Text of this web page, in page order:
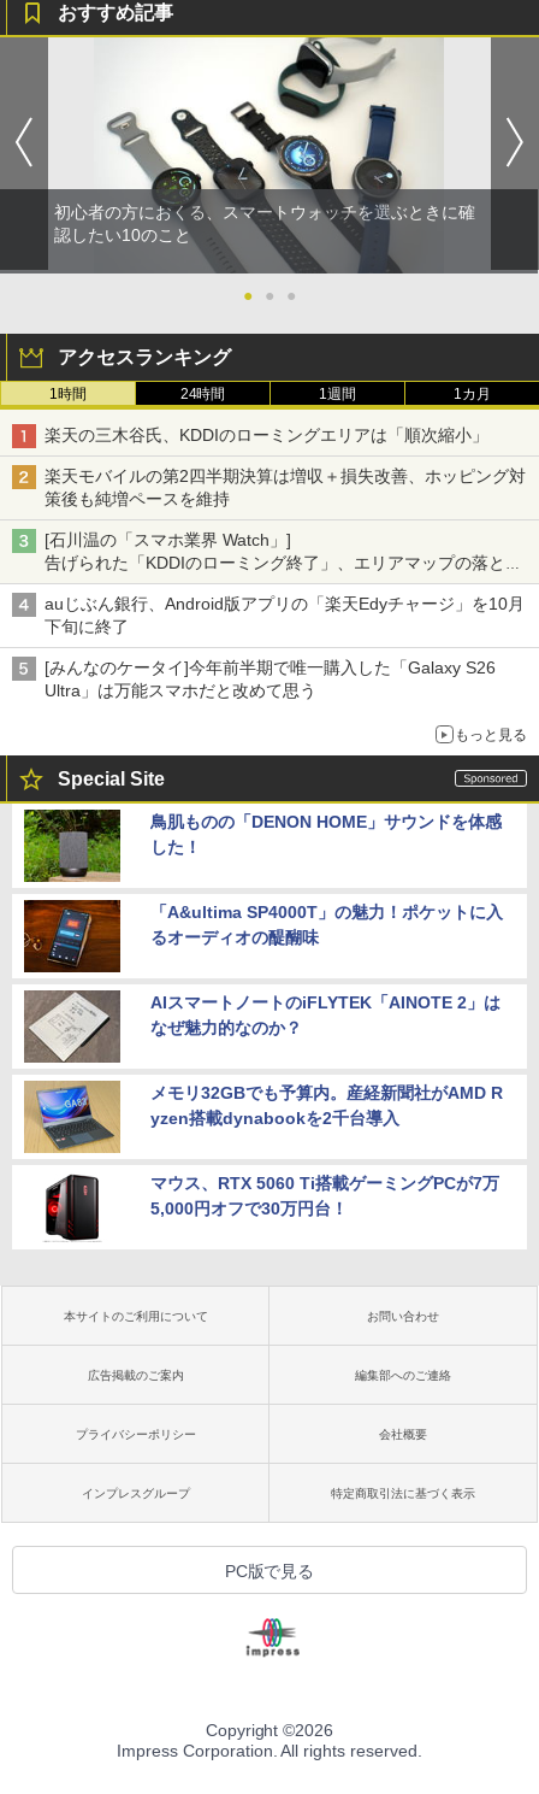
おすすめ記事
初心者の方におくる、スマートウォッチを選ぶときに確
認したい10のこと
● ● ●
アクセスランキング
1時間 24時間 1週間 1カ月
楽天の三木谷氏、KDDIのローミングエリアは「順次縮小」
楽天モバイルの第2四半期決算は増収＋損失改善、ホッピング対
策後も純増ペースを維持
[石川温の「スマホ業界 Watch」]
告げられた「KDDIのローミング終了」、エリアマップの落とし
穴と楽天モバイルの課題
auじぶん銀行、Android版アプリの「楽天Edyチャージ」を10月
下旬に終了
[みんなのケータイ]今年前半期で唯一購入した「Galaxy S26
Ultra」は万能スマホだと改めて思う
もっと見る
Special Site
鳥肌ものの「DENON HOME」サウンドを体感
した！
「A&ultima SP4000T」の魅力！ポケットに入
るオーディオの醍醐味
AIスマートノートのiFLYTEK「AINOTE 2」は
なぜ魅力的なのか？
メモリ32GBでも予算内。産経新聞社がAMD R
yzen搭載dynabookを2千台導入
マウス、RTX 5060 Ti搭載ゲーミングPCが7万
5,000円オフで30万円台！
本サイトのご利用について お問い合わせ
広告掲載のご案内 編集部へのご連絡
プライバシーポリシー 会社概要
インプレスグループ 特定商取引法に基づく表示
PC版で見る
Copyright ©2026
Impress Corporation. All rights reserved.